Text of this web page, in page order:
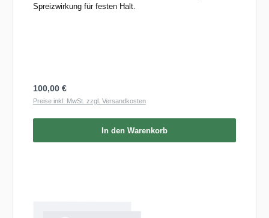
Spreizwirkung für festen Halt.
Regulärer Preis:
100,00 €
Preise inkl. MwSt. zzgl. Versandkosten
In den Warenkorb